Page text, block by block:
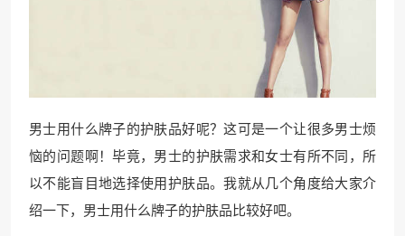
男士用什么牌子的护肤品好呢？这可是一个让很多男士烦
恼的问题啊！毕竟，男士的护肤需求和女士有所不同，所
以不能盲目地选择使用护肤品。我就从几个角度给大家介
绍一下，男士用什么牌子的护肤品比较好吧。